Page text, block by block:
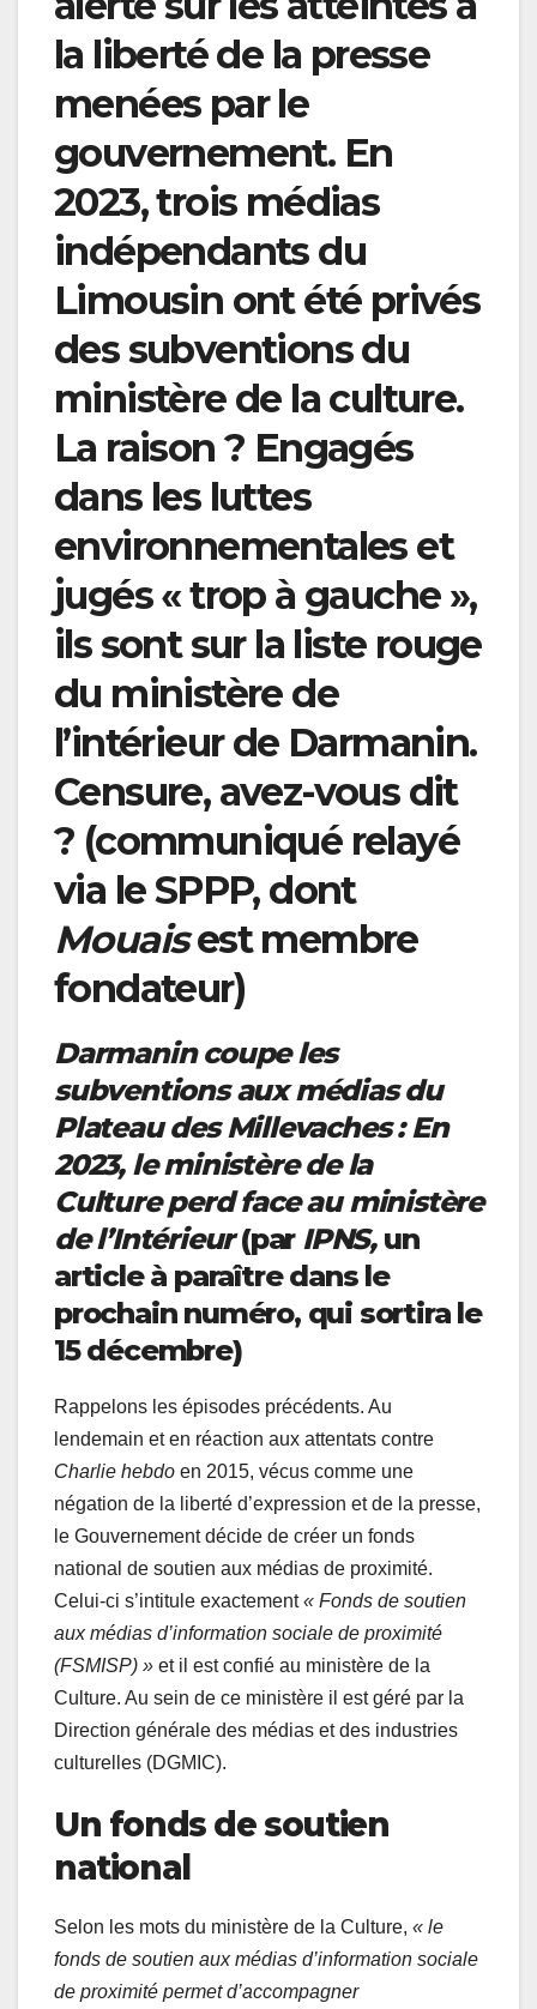
la liberté de la presse
menées par le
gouvernement. En
2023, trois médias
indépendants du
Limousin ont été privés
des subventions du
ministère de la culture.
La raison ? Engagés
dans les luttes
environnementales et
jugés « trop à gauche »,
ils sont sur la liste rouge
du ministère de
l’intérieur de Darmanin.
Censure, avez-vous dit
? (communiqué relayé
via le SPPP, dont
Mouaisest membre
fondateur)
Darmanin coupe les
subventions aux médias du
Plateaudes Millevaches: En
2023, le ministère de la
Culture perd face au ministère
de l’Intérieur(par IPNS, un
article à paraître dans le
prochain numéro, qui sortira le
15 décembre)
Rappelons les épisodes précédents. Au
lendemain et en réaction aux attentats contre
Charlie hebdo en 2015, vécus comme une
négation de la liberté d’expression et de la presse,
le Gouvernement décide de créer un fonds
national de soutien aux médias de proximité.
Celui-ci s’intitule exactement« Fonds de soutien
aux médias d’information sociale de proximité
(FSMISP) » et il est confié au ministère de la
Culture. Au sein de ce ministère il est géré par la
Direction générale des médias et des industries
culturelles (DGMIC).
Un fonds de soutien
national
Selon les mots du ministère de la Culture, « le
fonds de soutien aux médias d’information sociale
de proximité permet d’accompagner